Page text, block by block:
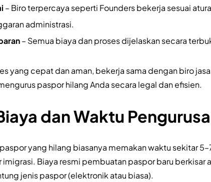
– Biro terpercaya seperti Founders bekerja sesuai
administrasi.
– Semua biaya dan proses dijelaskan secara
yang cepat dan aman, bekerja sama dengan biro
paspor hilang Anda secara legal dan efisien.
dan Waktu
yang hilang biasanya memakan waktu sekitar
imigrasi. Biaya resmi pembuatan paspor baru berkisar
jenis paspor (elektronik atau biasa).